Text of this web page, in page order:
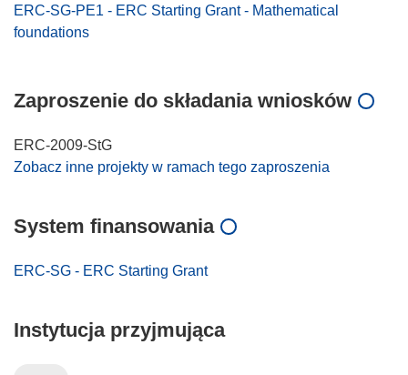
ERC-SG-PE1 - ERC Starting Grant - Mathematical
foundations
Zaproszenie do składania wniosków
ERC-2009-StG
Zobacz inne projekty w ramach tego zaproszenia
System finansowania
ERC-SG - ERC Starting Grant
Instytucja przyjmująca